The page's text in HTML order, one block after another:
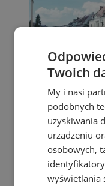
Twoich
My i nasi
podobnych
uzyskiwania
urządzeniu
osobowych,
wyświetlania